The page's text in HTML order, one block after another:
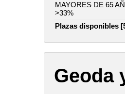
MAYORES DE 65
>33%
Plazas disponibles
Geoda